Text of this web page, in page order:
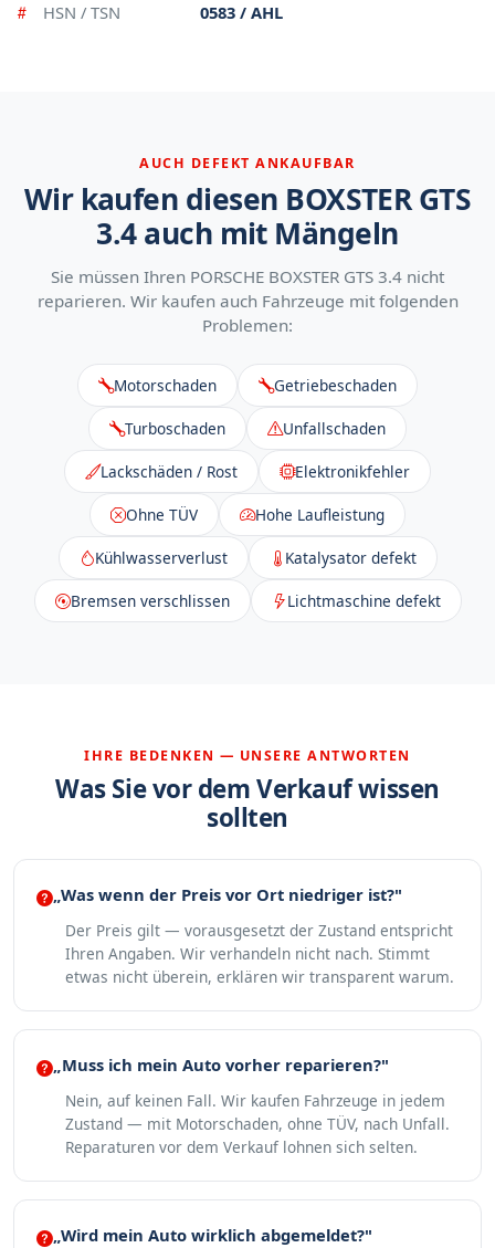
HSN / TSN 0583 / AHL
AUCH DEFEKT ANKAUFBAR
Wir kaufen diesen BOXSTER GTS
3.4 auch mit Mängeln
Sie müssen Ihren PORSCHE BOXSTER GTS 3.4 nicht
reparieren. Wir kaufen auch Fahrzeuge mit folgenden
Problemen:
Motorschaden Getriebeschaden
Turboschaden Unfallschaden
Lackschäden / Rost Elektronikfehler
Ohne TÜV Hohe Laufleistung
Kühlwasserverlust Katalysator defekt
Bremsen verschlissen Lichtmaschine defekt
IHRE BEDENKEN — UNSERE ANTWORTEN
Was Sie vor dem Verkauf wissen
sollten
„Was wenn der Preis vor Ort niedriger ist?"
Der Preis gilt — vorausgesetzt der Zustand entspricht
Ihren Angaben. Wir verhandeln nicht nach. Stimmt
etwas nicht überein, erklären wir transparent warum.
„Muss ich mein Auto vorher reparieren?"
Nein, auf keinen Fall. Wir kaufen Fahrzeuge in jedem
Zustand — mit Motorschaden, ohne TÜV, nach Unfall.
Reparaturen vor dem Verkauf lohnen sich selten.
„Wird mein Auto wirklich abgemeldet?"